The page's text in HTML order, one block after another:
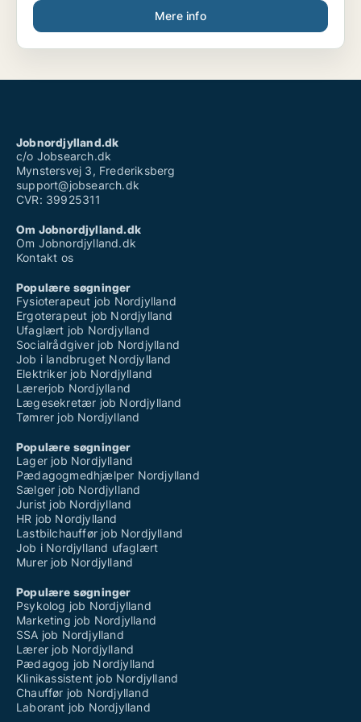
Mere info
Jobnordjylland.dk
c/o Jobsearch.dk
Mynstersvej 3, Frederiksberg
support@jobsearch.dk
CVR: 39925311
Om Jobnordjylland.dk
Om Jobnordjylland.dk
Kontakt os
Populære søgninger
Fysioterapeut job Nordjylland
Ergoterapeut job Nordjylland
Ufaglært job Nordjylland
Socialrådgiver job Nordjylland
Job i landbruget Nordjylland
Elektriker job Nordjylland
Lærerjob Nordjylland
Lægesekretær job Nordjylland
Tømrer job Nordjylland
Populære søgninger
Lager job Nordjylland
Pædagogmedhjælper Nordjylland
Sælger job Nordjylland
Jurist job Nordjylland
HR job Nordjylland
Lastbilchauffør job Nordjylland
Job i Nordjylland ufaglært
Murer job Nordjylland
Populære søgninger
Psykolog job Nordjylland
Marketing job Nordjylland
SSA job Nordjylland
Lærer job Nordjylland
Pædagog job Nordjylland
Klinikassistent job Nordjylland
Chauffør job Nordjylland
Laborant job Nordjylland